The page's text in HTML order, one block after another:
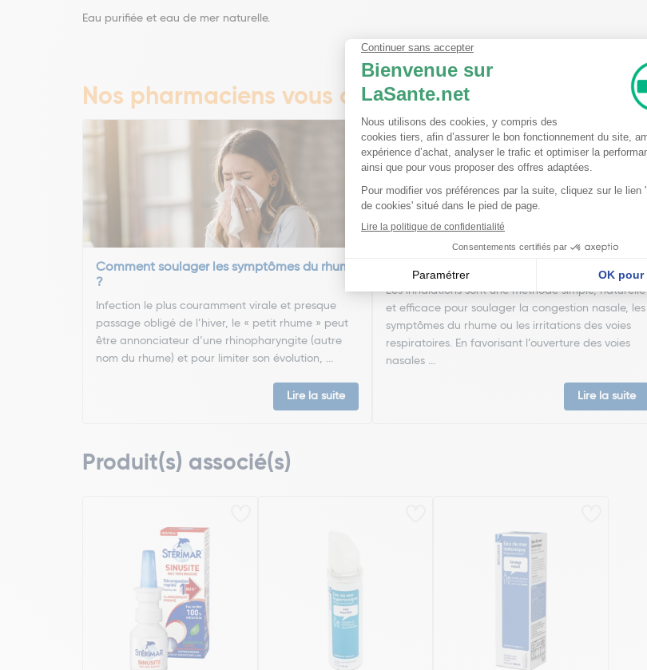
Eau purifiée et eau de mer naturelle.
Nos pharmaciens vous conseillent
Comment soulager les symptômes du rhume
?
Infection le plus couramment virale et presque
passage obligé de l’hiver, le « petit rhume » peut
être annonciateur d’une rhinopharyngite (autre
nom du rhume) et pour limiter son évolution, ...
Lire la suite
Les inhalations sont une méthode simple, naturelle
et efficace pour soulager la congestion nasale, les
symptômes du rhume ou les irritations des voies
respiratoires. En favorisant l’ouverture des voies
nasales ...
Lire la suite
Produit(s) associé(s)